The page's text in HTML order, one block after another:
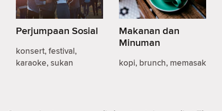
Perjumpaan Sosial
konsert, festival,
karaoke, sukan
Makanan dan
Minuman
kopi, brunch, memasak